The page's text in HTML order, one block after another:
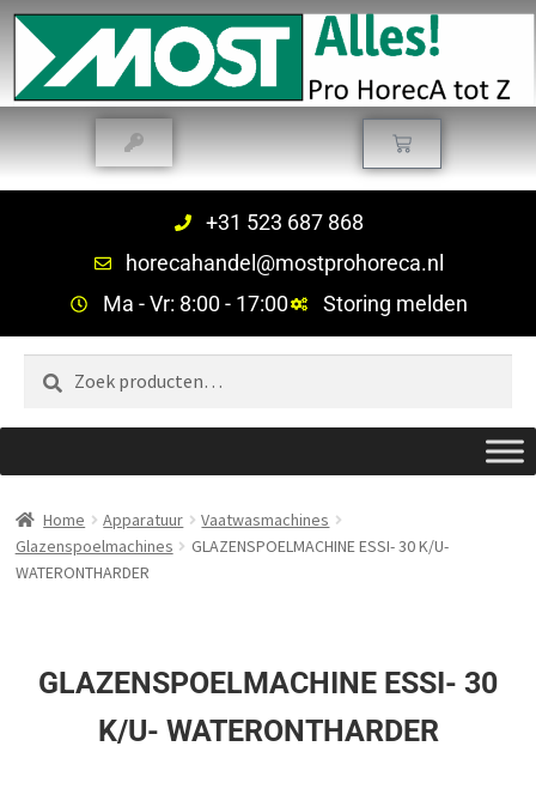
+31 523 687 868
horecahandel@mostprohoreca.nl
Ma - Vr: 8:00 - 17:00
Storing melden
Zoeken
Home Apparatuur
Vaatwasmachines
Glazenspoelmachines
GLAZENSPOELMACHINE ESSI- 30 K/U-
WATERONTHARDER
GLAZENSPOELMACHINE ESSI- 30
K/U- WATERONTHARDER